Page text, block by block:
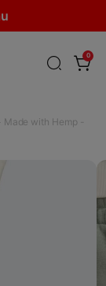
0
with Hemp -